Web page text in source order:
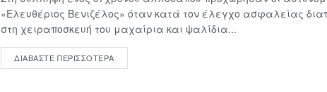
«Ελευθέριος Βενιζέλος» όταν κατά τον έλεγχο ασφαλείας
στη χειραποσκευή του μαχαίρια και ψαλίδια...
ΔΙΑΒΆΣΤΕ ΠΕΡΙΣΣΌΤΕΡΑ